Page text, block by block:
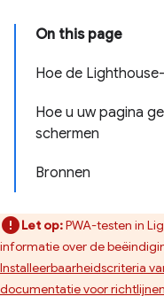
On this page
Hoe de
Hoe u uw pagina
schermen
Bronnen
Let op:PWA-testen in
informatie over de
Installeerbaarheidscriteria
documentatie voor